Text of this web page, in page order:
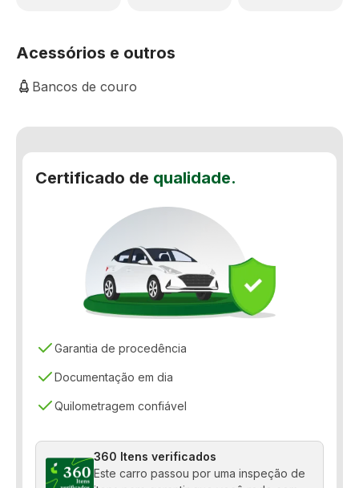
Acessórios e outros
Bancos de couro
Controle de estabilidade
Controle de tração
Direção elétrica
Retrovisor fotocrômico
Sensor de chuva
Sensor de estacionamento
Teto solar
Travas elétricas
Vidros elétricos
Certificado de qualidade.
Garantia de procedência
Documentação em dia
Quilometragem confiável
360 Itens verificados
Este carro passou por uma inspeção de